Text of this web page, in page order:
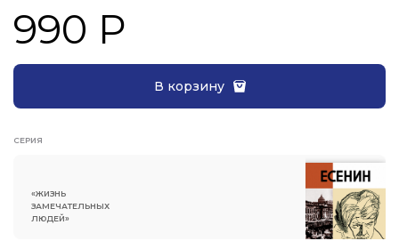
990 Р
В корзину
СЕРИЯ
«ЖИЗНЬ
ЗАМЕЧАТЕЛЬНЫХ
ЛЮДЕЙ»